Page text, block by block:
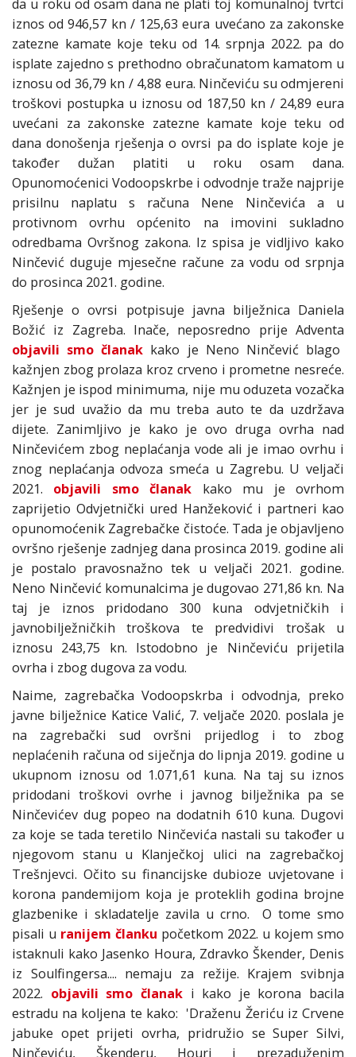
da u roku od osam dana ne plati toj komunalnoj tvrtci
iznos od 946,57 kn / 125,63 eura uvećano za zakonske
zatezne kamate koje teku od 14. srpnja 2022. pa do
isplate zajedno s prethodno obračunatom kamatom u
iznosu od 36,79 kn / 4,88 eura. Ninčeviću su odmjereni
troškovi postupka u iznosu od 187,50 kn / 24,89 eura
uvećani za zakonske zatezne kamate koje teku od
dana donošenja rješenja o ovrsi pa do isplate koje je
također dužan platiti u roku osam dana.
Opunomoćenici Vodoopskrbe i odvodnje traže najprije
prisilnu naplatu s računa Nene Ninčevića a u
protivnom ovrhu općenito na imovini sukladno
odredbama Ovršnog zakona. Iz spisa je vidljivo kako
Ninčević duguje mjesečne račune za vodu od srpnja
do prosinca 2021. godine.
Rješenje o ovrsi potpisuje javna bilježnica Daniela
Božić iz Zagreba. Inače, neposredno prije Adventa
objavili smo članak kako je Neno Ninčević blago
kažnjen zbog prolaza kroz crveno i prometne nesreće.
Kažnjen je ispod minimuma, nije mu oduzeta vozačka
jer je sud uvažio da mu treba auto te da uzdržava
dijete. Zanimljivo je kako je ovo druga ovrha nad
Ninčevićem zbog neplaćanja vode ali je imao ovrhu i
znog neplaćanja odvoza smeća u Zagrebu. U veljači
2021. objavili smo članak kako mu je ovrhom
zaprijetio Odvjetnički ured Hanžeković i partneri kao
opunomoćenik Zagrebačke čistoće. Tada je objavljeno
ovršno rješenje zadnjeg dana prosinca 2019. godine ali
je postalo pravosnažno tek u veljači 2021. godine.
Neno Ninčević komunalcima je dugovao 271,86 kn. Na
taj je iznos pridodano 300 kuna odvjetničkih i
javnobilježničkih troškova te predvidivi trošak u
iznosu 243,75 kn. Istodobno je Ninčeviću prijetila
ovrha i zbog dugova za vodu.
Naime, zagrebačka Vodoopskrba i odvodnja, preko
javne bilježnice Katice Valić, 7. veljače 2020. poslala je
na zagrebački sud ovršni prijedlog i to zbog
neplaćenih računa od siječnja do lipnja 2019. godine u
ukupnom iznosu od 1.071,61 kuna. Na taj su iznos
pridodani troškovi ovrhe i javnog bilježnika pa se
Ninčevićev dug popeo na dodatnih 610 kuna. Dugovi
za koje se tada teretilo Ninčevića nastali su također u
njegovom stanu u Klanječkoj ulici na zagrebačkoj
Trešnjevci. Očito su financijske dubioze uvjetovane i
korona pandemijom koja je proteklih godina brojne
glazbenike i skladatelje zavila u crno. O tome smo
pisali u ranijem članku početkom 2022. u kojem smo
istaknuli kako Jasenko Houra, Zdravko Škender, Denis
iz Soulfingersa.... nemaju za režije. Krajem svibnja
2022. objavili smo članaki kako je korona bacila
estradu na koljena te kako: 'Draženu Žeriću iz Crvene
jabuke opet prijeti ovrha, pridružio se Super Silvi,
Ninčeviću, Škenderu, Houri i prezaduženim